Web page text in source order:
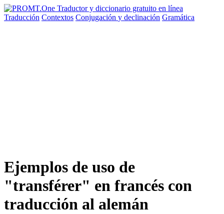
Traducción Contextos Conjugación y declinación Gramática
Ejemplos de uso de
"transférer" en francés con
traducción al alemán